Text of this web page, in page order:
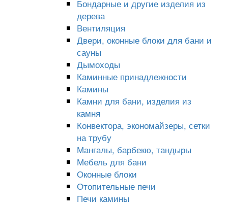
Бондарные и другие изделия из
дерева
Вентиляция
Двери, оконные блоки для бани и
сауны
Дымоходы
Каминные принадлежности
Камины
Камни для бани, изделия из
камня
Конвектора, экономайзеры, сетки
на трубу
Мангалы, барбекю, тандыры
Мебель для бани
Оконные блоки
Отопительные печи
Печи камины